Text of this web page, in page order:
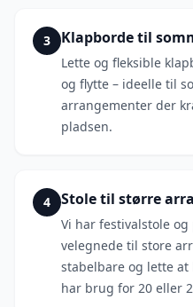
3 Klapborde til
Lette og fleksible
og flytte – ideelle til
arrangementer der
pladsen.
4 Stole til større
Vi har festivalstole
velegnede til store
stabelbare og lette
har brug for 20 eller